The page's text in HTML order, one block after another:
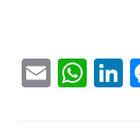
Email